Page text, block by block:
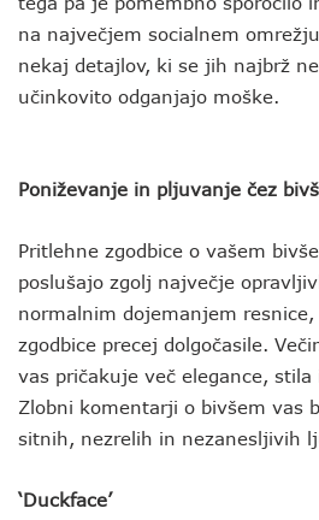
na največjem socialnem
nekaj detajlov, ki se jih najbrž
učinkovito odganjajo moške.
Poniževanje in pljuvanje čez
Pritlehne zgodbice o vašem
poslušajo zgolj največje
normalnim dojemanjem resnice,
zgodbice precej dolgočasile.
vas pričakuje več elegance,
Zlobni komentarji o bivšem vas
sitnih, nezrelih in nezanesljivih
‘Duckface’